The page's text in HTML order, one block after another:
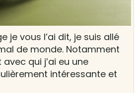
je vous l’ai dit, je suis allé
de monde. Notamment
qui j’ai eu une
intéressante et